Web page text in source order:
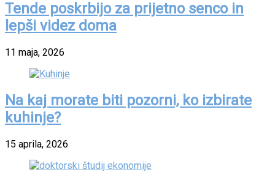
Tende poskrbijo za prijetno senco in
lepši videz doma
11 maja, 2026
Na kaj morate biti pozorni, ko izbirate
kuhinje?
15 aprila, 2026